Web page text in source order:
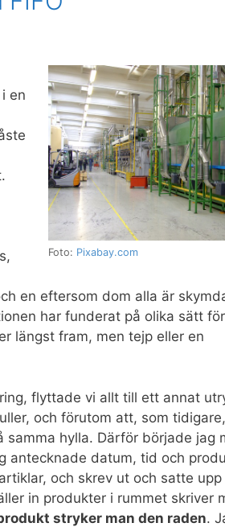
Foto: Pixabay.com
en
en eftersom dom alla är
har funderat på olika sätt
längst fram, men tejp eller en
flyttade vi allt till ett annat
och förutom att, som
hylla. Därför började jag
antecknade datum, tid och
och skrev ut och satte
in produkter i rummet skriver
stryker man den raden.